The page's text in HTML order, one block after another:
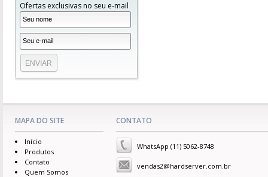
Ofertas exclusivas no seu e-mail
MAPA DO SITE
Início
Produtos
Contato
Quem Somos
CONTATO
WhatsApp (11) 5062-8748
vendas2@hardserver.com.br